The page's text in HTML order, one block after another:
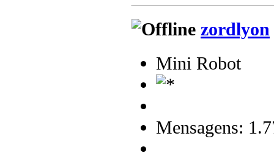
zordlyon
Mini Robot
Mensagens: